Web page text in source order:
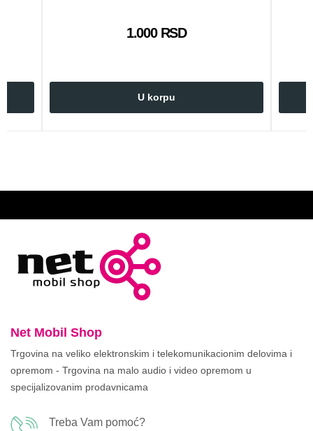
1.000 RSD
U korpu
Net Mobil Shop
Trgovina na veliko elektronskim i telekomunikacionim delovima i
opremom - Trgovina na malo audio i video opremom u
specijalizovanim prodavnicama
Treba Vam pomoć?